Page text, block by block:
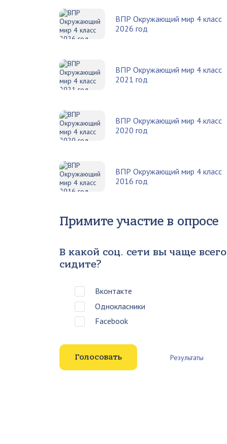
ВПР Окружающий мир 4 класс
2026 год
ВПР Окружающий мир 4 класс
2021 год
ВПР Окружающий мир 4 класс
2020 год
ВПР Окружающий мир 4 класс
2016 год
Примите участие в опросе
В какой соц. сети вы чаще всего
сидите?
Вконтакте
Однокласники
Facebook
Результаты